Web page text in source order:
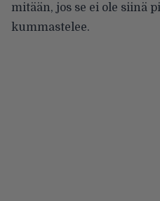
mitään, jos se ei ole siinä
kummastelee.